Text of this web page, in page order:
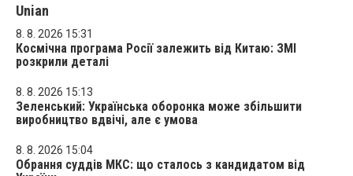
Unian
8. 8. 2026 15:31
Космічна програма Росії залежить від Китаю: ЗМІ
розкрили деталі
8. 8. 2026 15:13
Зеленський: Українська оборонка може збільшити
виробництво вдвічі, але є умова
8. 8. 2026 15:04
Обрання суддів МКС: що сталось з кандидатом від